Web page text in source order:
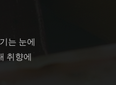
는 눈에
취향에